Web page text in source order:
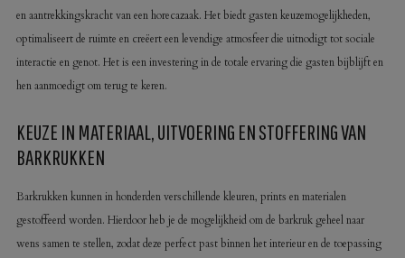
en aantrekkingskracht van een horecazaak. Het biedt gasten keuzemogelijkheden,
optimaliseert de ruimte en creëert een levendige atmosfeer die uitnodigt tot sociale
interactie en genot. Het is een investering in de totale ervaring die gasten bijblijft en
hen aanmoedigt om terug te keren.
KEUZE IN MATERIAAL, UITVOERING EN STOFFERING VAN
BARKRUKKEN
Barkrukken kunnen in honderden verschillende kleuren, prints en materialen
gestoffeerd worden. Hierdoor heb je de mogelijkheid om de barkruk geheel naar
wens samen te stellen, zodat deze perfect past binnen het interieur en de toepassing